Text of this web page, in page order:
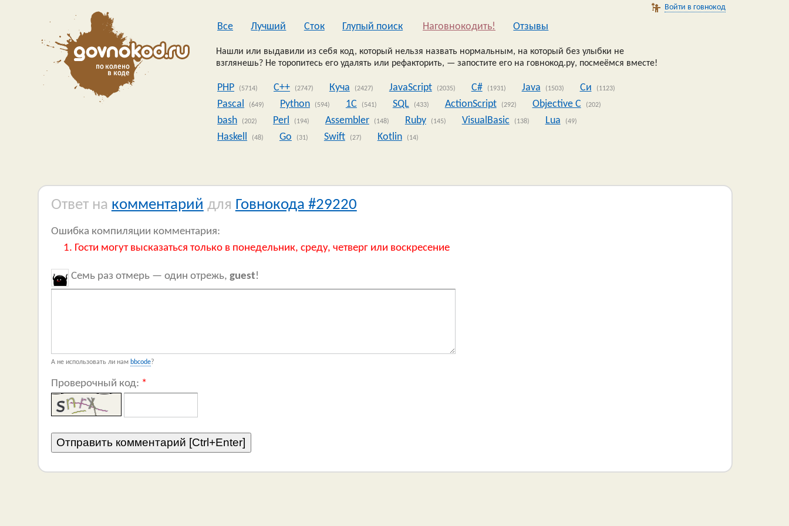
Войти в говнокод
Все Лучший Сток Глупый поиск Наговнокодить! Oтзывы
Нашли или выдавили из себя код, который нельзя назвать нормальным, на который без улыбки не
взглянешь? Не торопитесь его удалять или рефакторить, — запостите его на говнокод.ру, посмеёмся вместе!
PHP (5714) C++ (2747) Куча (2427) JavaScript (2035) C# (1931) Java (1503) Си (1123)
Pascal (649) Python (594) 1C (541) SQL (433) ActionScript (292) Objective C (202)
bash (202) Perl (194) Assembler (148) Ruby (145) VisualBasic (138) Lua (49)
Haskell (48) Go (31) Swift (27) Kotlin (14)
Ответ на комментарий для Говнокода #29220
Ошибка компиляции комментария:
Гости могут высказаться только в понедельник, среду, четверг или воскресение
Семь раз отмерь — один отрежь, guest!
А не использовать ли нам bbcode?
Проверочный код: *